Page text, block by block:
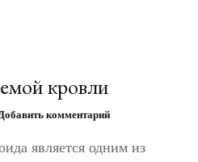
кровли
комментарийк
Особенности
является одним из